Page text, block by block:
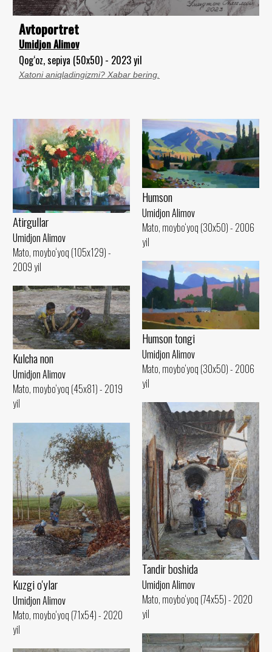
Avtoportret
Umidjon Alimov
Qog‘oz, sepiya (50x50) - 2023 yil
Xatoni aniqladingizmi? Xabar bering.
Atirgullar
Umidjon Alimov
Mato, moybo‘yoq (105x129) -
2009 yil
Humson
Umidjon Alimov
Mato, moybo‘yoq (30x50) - 2006
yil
Humson tongi
Umidjon Alimov
Mato, moybo‘yoq (30x50) - 2006
yil
Kulcha non
Umidjon Alimov
Mato, moybo‘yoq (45x81) - 2019
yil
Tandir boshida
Umidjon Alimov
Mato, moybo‘yoq (74x55) - 2020
yil
Kuzgi o'ylar
Umidjon Alimov
Mato, moybo‘yoq (71x54) - 2020
yil